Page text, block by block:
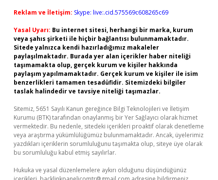
Reklam ve İletişim: Skype: live:.cid.575569c608265c69
Yasal Uyarı: Bu internet sitesi, herhangi bir marka, kurum
veya şahıs şirketi ile hiçbir bağlantısı bulunmamaktadır.
Sitede yalnızca kendi hazırladığımız makaleler
paylaşılmaktadır. Burada yer alan içerikler haber niteliği
taşımamakta olup, gerçek kurum ve kişiler hakkında
paylaşım yapılmamaktadır. Gerçek kurum ve kişiler ile isim
benzerlikleri tamamen tesadüfidir. Sitemizdeki bilgiler
taslak halindedir ve tavsiye niteliği taşımazlar.
Sitemiz, 5651 Sayılı Kanun gereğince Bilgi Teknolojileri ve İletişim
Kurumu (BTK) tarafından onaylanmış bir Yer Sağlayıcı olarak hizmet
vermektedir. Bu nedenle, sitedeki içerikleri proaktif olarak denetleme
veya araştırma yükümlülüğümüz bulunmamaktadır. Ancak, üyelerimiz
yazdıkları içeriklerin sorumluluğunu taşımakta olup, siteye üye olarak
bu sorumluluğu kabul etmiş sayılırlar.
Hukuka ve yasal düzenlemelere aykırı olduğunu düşündüğünüz